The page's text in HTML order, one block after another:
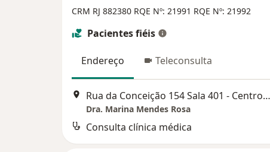
CRM RJ 882380 RQE Nº: 21991 RQE Nº: 21992
Pacientes fiéis
Endereço Teleconsulta
Rua da Conceição 154 Sala 401 - Centro, Niterói
Dra. Marina Mendes Rosa
Consulta clínica médica